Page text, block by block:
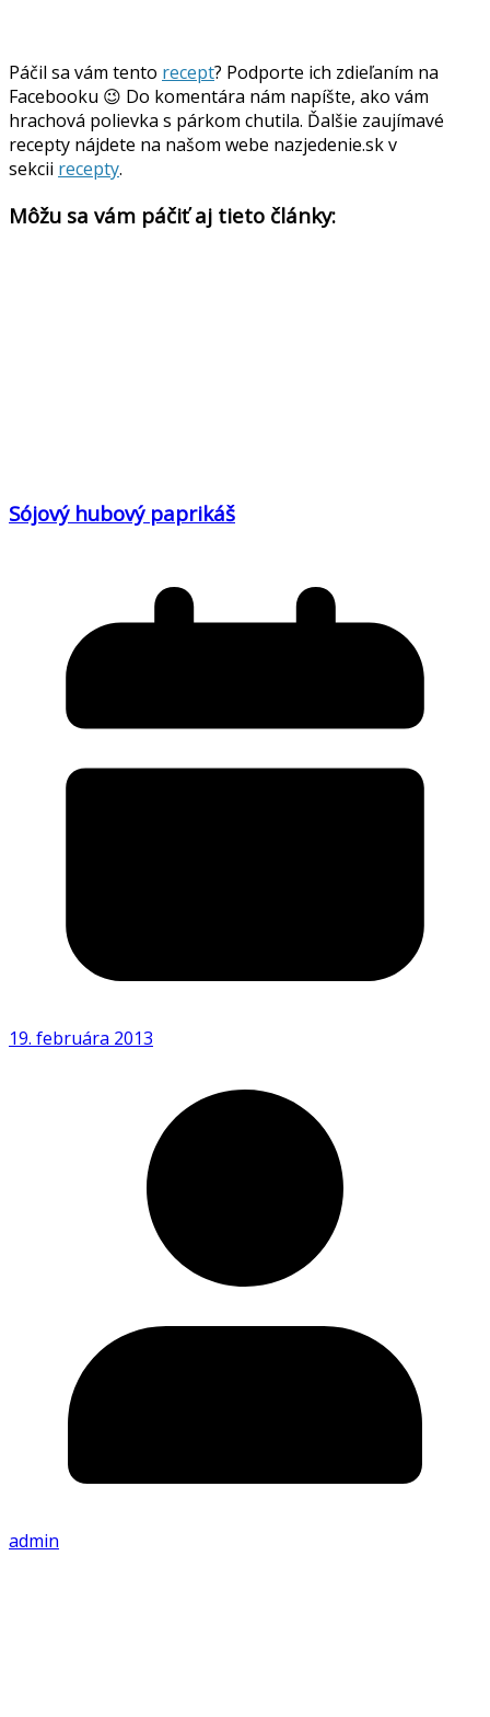
Páčil sa vám tento recept? Podporte ich zdieľaním na
Facebooku 😉 Do komentára nám napíšte, ako vám
hrachová polievka s párkom chutila. Ďalšie zaujímavé
recepty nájdete na našom webe nazjedenie.sk v
sekcii recepty.
Môžu sa vám páčiť aj tieto články:
Sójový hubový paprikáš
19. februára 2013
admin